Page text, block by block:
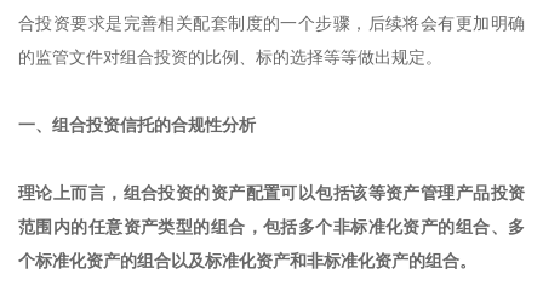
合投资要求是完善相关配套制度的一个步骤，后续将会有更加明确
的监管文件对组合投资的比例、标的选择等等做出规定。
一、组合投资信托的合规性分析
理论上而言，组合投资的资产配置可以包括该等资产管理产品投资
范围内的任意资产类型的组合，包括多个非标准化资产的组合、多
个标准化资产的组合以及标准化资产和非标准化资产的组合。